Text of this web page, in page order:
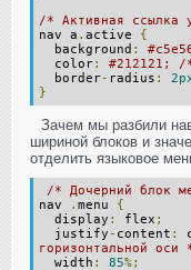
/* Активная ссылка
nav a . active {
background :
color:
#212121; /
border- radius :
}
Зачем мы разбили
шириной блоков и
отделить языковое
/* Дочерний блок
nav
. menu {
display : flex ;
justify - content :
горизонтальной оси
width : 85%;